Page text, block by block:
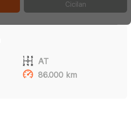
Cicilan
AT
86.000 km